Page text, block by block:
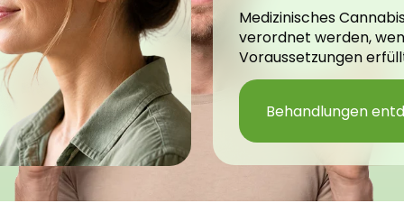
Medizinisches
verordnet werden,
Voraussetzungen
Behandlungen